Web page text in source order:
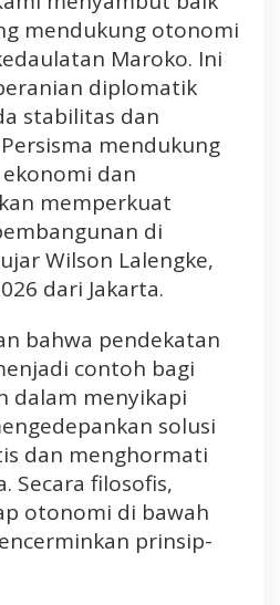
mendukung otonomi
Maroko. Ini
diplomatik
stabilitas dan
mendukung
dan
memperkuat
di
Wilson Lalengke,
dari Jakarta.
bahwa pendekatan
contoh bagi
dalam menyikapi
solusi
dan menghormati
Secara filosofis,
otonomi di bawah
prinsip-